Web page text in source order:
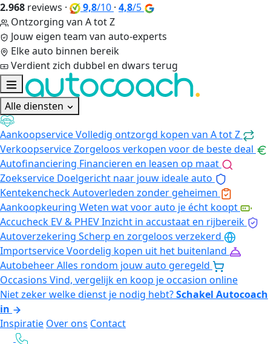
2.968 reviews · 9,8/10 · 4,8/5
Ontzorging van A tot Z
Jouw eigen team van auto-experts
Elke auto binnen bereik
Verdient zich dubbel en dwars terug
Alle diensten
AankoopserviceVolledig ontzorgd kopen van A tot Z
VerkoopserviceZorgeloos verkopen voor de beste deal
Autofinanciering Financieren en leasen op maat
Zoekservice Doelgericht naar jouw ideale auto
KentekencheckAutoverleden zonder geheimen
Aankoopkeuring Weten wat voor auto je écht koopt
Accucheck EV & PHEVInzicht in accustaat en rijbereik
Autoverzekering Scherp en zorgeloos verzekerd
ImportserviceVoordelig kopen uit het buitenland
AutobeheerAlles rondom jouw auto geregeld
Occasions Vind, vergelijk en koop je occasion online
Niet zeker welke dienst je nodig hebt?Schakel Autocoach
in
Inspiratie Over ons Contact